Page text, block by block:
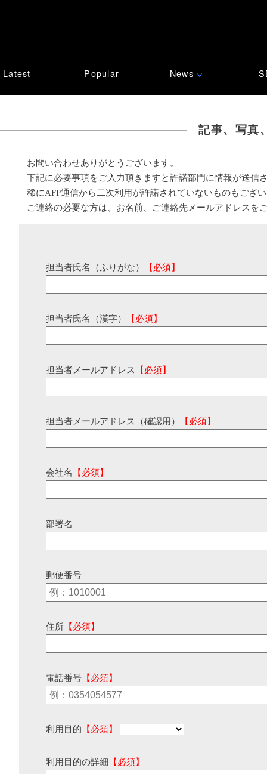
Latest Popular News ∨
記事、写真
お問い合わせありがとうございます。
下記に必要事項をご入力頂きますと許諾部門に情報が送信
稀にAFP通信から二次利用が許諾されていないものもござ
ご連絡の必要な方は、お名前、ご連絡先メールアドレスを
担当者氏名（ふりがな） 【必須】
担当者氏名（漢字） 【必須】
担当者メールアドレス 【必須】
担当者メールアドレス（確認用） 【必須】
会社名 【必須】
部署名
郵便番号
住所 【必須】
電話番号 【必須】
利用目的 【必須】
利用目的の詳細 【必須】